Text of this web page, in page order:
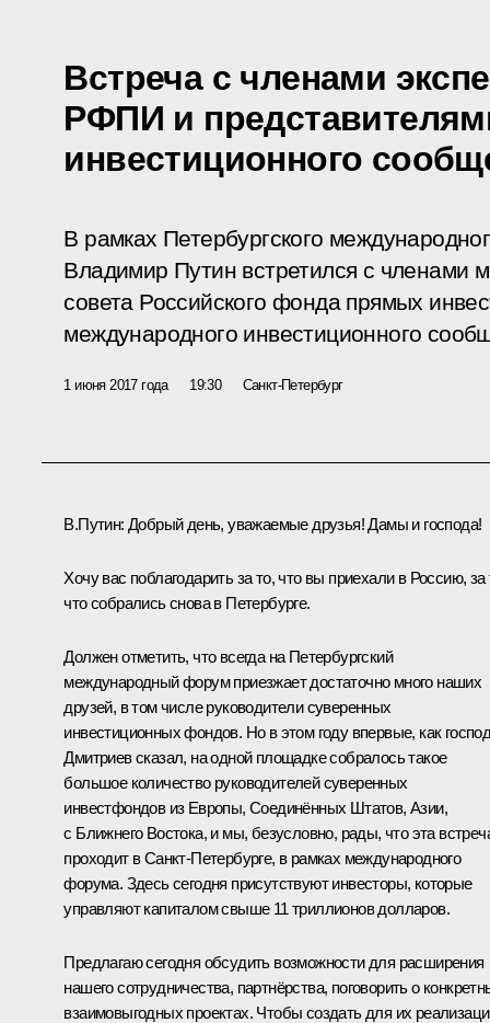
Встреча с членами
РФПИ и
инвестиционного
В рамках Петербургского
Владимир Путин встретился с членами
совета Российского фонда прямых
международного инвестиционного
1 июня 2017 года 19:30 Санкт-Петербург
В.Путин: Добрый день, уважаемые друзья! Дамы и господа!
Хочу вас поблагодарить за то, что вы приехали в Россию, за
что собрались снова в Петербурге.
Должен отметить, что всегда на Петербургский
международный форум приезжает достаточно много наших
друзей, в том числе руководители суверенных
инвестиционных фондов. Но в этом году впервые, как
Дмитриев сказал, на одной площадке собралось такое
большое количество руководителей суверенных
инвестфондов из Европы, Соединённых Штатов, Азии,
с Ближнего Востока, и мы, безусловно, рады, что эта
проходит в Санкт-Петербурге, в рамках международного
форума. Здесь сегодня присутствуют инвесторы, которые
управляют капиталом свыше 11 триллионов долларов.
Предлагаю сегодня обсудить возможности для расширения
нашего сотрудничества, партнёрства, поговорить о
взаимовыгодных проектах. Чтобы создать для их